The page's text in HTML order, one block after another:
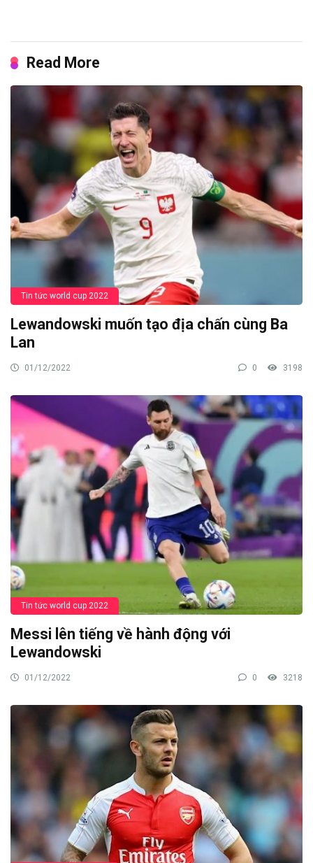
Read More
Tin tức world cup 2022
Lewandowski muốn tạo địa chấn cùng Ba
Lan
01/12/2022 0 3198
Tin tức world cup 2022
Messi lên tiếng về hành động với
Lewandowski
01/12/2022 0 3218